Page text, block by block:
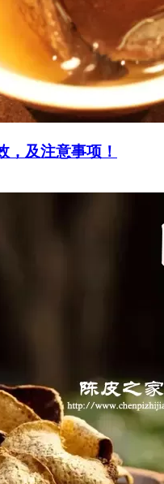
，及注意事项！